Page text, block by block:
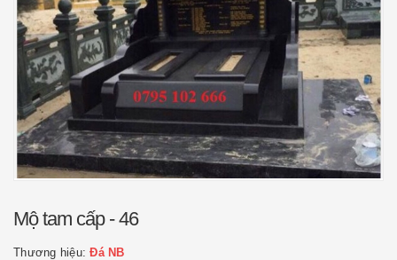
Mộ tam cấp - 46
Thương hiệu:Đá NB